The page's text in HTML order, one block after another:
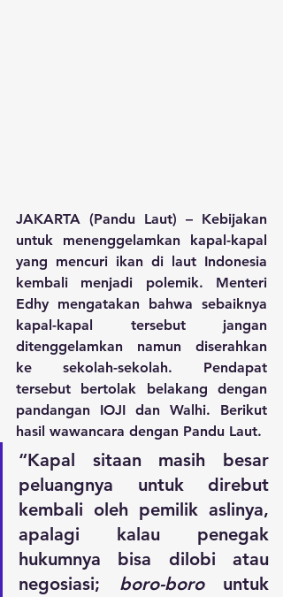
JAKARTA (Pandu Laut) – Kebijakan
untuk menenggelamkan kapal-kapal
yang mencuri ikan di laut Indonesia
kembali menjadi polemik. Menteri
Edhy mengatakan bahwa sebaiknya
kapal-kapal tersebut jangan
ditenggelamkan namun diserahkan
ke sekolah-sekolah. Pendapat
tersebut bertolak belakang dengan
pandangan IOJI dan Walhi. Berikut
hasil wawancara dengan Pandu Laut.
“Kapal sitaan masih besar
peluangnya untuk direbut
kembali oleh pemilik aslinya,
apalagi kalau penegak
hukumnya bisa dilobi atau
negosiasi; boro-boro untuk